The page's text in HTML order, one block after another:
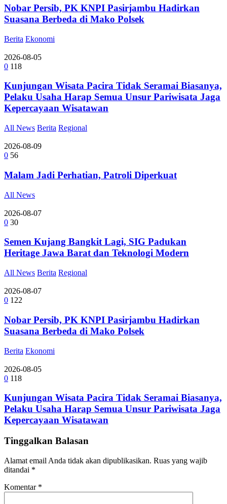
Nobar Persib, PK KNPI Pasirjambu Hadirkan
Suasana Berbeda di Mako Polsek
Berita Ekonomi
2026-08-05
0 118
Kunjungan Wisata Pacira Tidak Seramai Biasanya,
Pelaku Usaha Harap Semua Unsur Pariwisata Jaga
Kepercayaan Wisatawan
All News Berita Regional
2026-08-09
0 56
Malam Jadi Perhatian, Patroli Diperkuat
All News
2026-08-07
0 30
Semen Kujang Bangkit Lagi, SIG Padukan
Heritage Jawa Barat dan Teknologi Modern
All News Berita Regional
2026-08-07
0 122
Nobar Persib, PK KNPI Pasirjambu Hadirkan
Suasana Berbeda di Mako Polsek
Berita Ekonomi
2026-08-05
0 118
Kunjungan Wisata Pacira Tidak Seramai Biasanya,
Pelaku Usaha Harap Semua Unsur Pariwisata Jaga
Kepercayaan Wisatawan
Tinggalkan Balasan
Alamat email Anda tidak akan dipublikasikan. Ruas yang wajib
ditandai *
Komentar *